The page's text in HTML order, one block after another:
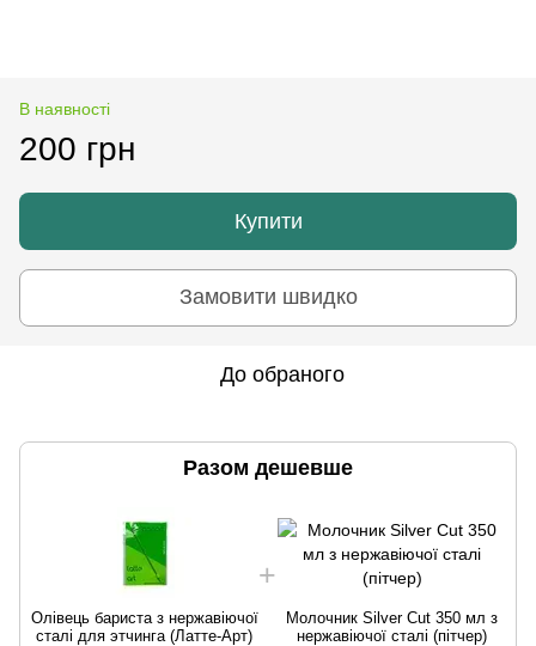
В наявності
200 грн
Купити
Замовити швидко
До обраного
Разом дешевше
Олівець бариста з нержавіючої
сталі для этчинга (Латте-Арт)
Молочник Silver Cut 350 мл з
нержавіючої сталі (пітчер)